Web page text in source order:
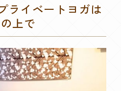
ライベートヨガは
上で